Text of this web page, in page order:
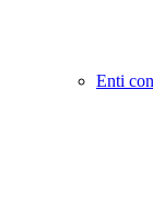
Enti